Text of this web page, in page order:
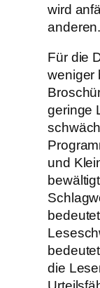
wird
anderen.
Für die
weniger
geringe
und
die